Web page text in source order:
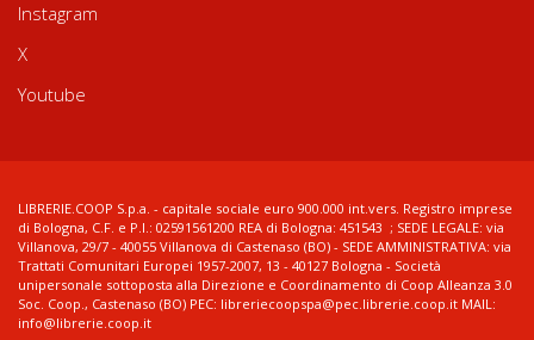
Instagram
X
Youtube
LIBRERIE.COOP S.p.a. - capitale sociale euro 900.000 int.vers. Registro imprese
di Bologna, C.F. e P.I.: 02591561200 REA di Bologna: 451543 ; SEDE LEGALE: via
Villanova, 29/7 - 40055 Villanova di Castenaso (BO) - SEDE AMMINISTRATIVA: via
Trattati Comunitari Europei 1957-2007, 13 - 40127 Bologna - Società
unipersonale sottoposta alla Direzione e Coordinamento di Coop Alleanza 3.0
Soc. Coop., Castenaso (BO) PEC: libreriecoopspa@pec.librerie.coop.it MAIL:
info@librerie.coop.it